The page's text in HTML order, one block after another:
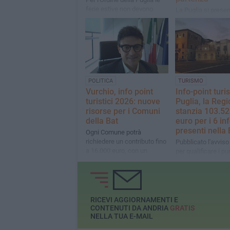
essere un'altra occasione di
trend di crescita già
consolidato nei
dell’anno
POLITICA
Vurchio, info point
turistici 2026: nuove
risorse per i Comuni
della Bat
Ogni Comune potrà
richiedere un contributo fino
TURISMO
Info-point
Puglia, la
stanzia
euro per i 6
presenti nella
Pubblicato l'avviso
informativi del
RICEVI AGGIORNAMENTI E
CONTENUTI DA ANDRIA GRATIS
NELLA TUA E-MAIL